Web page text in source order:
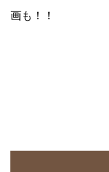
画も！！